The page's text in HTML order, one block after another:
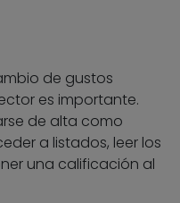
de gustos
es importante.
de alta como
a listados, leer los
una calificación al